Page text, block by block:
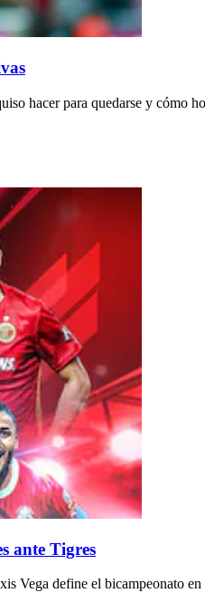
hacer para quedarse y cómo
ante Tigres
Vega define el bicampeonato en